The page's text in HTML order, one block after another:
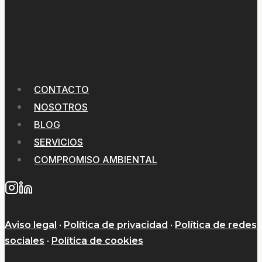
CONTACTO
NOSOTROS
BLOG
SERVICIOS
COMPROMISO AMBIENTAL
Aviso legal · Política de privacidad · Política de redes
sociales · Política de cookies